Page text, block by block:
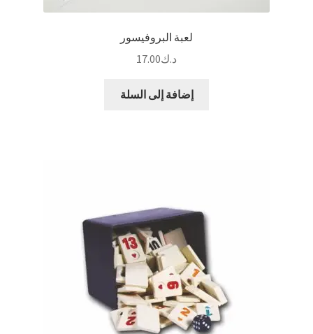
لعبة البروفيسور
د.ك17.00
إضافة إلى السلة